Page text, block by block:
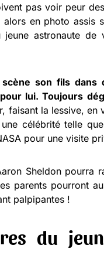
pas voir peur
en photo assis
astronaute de
son fils dans
lui. Toujours
faisant la lessive, en
célébrité telle
pour une visite
Sheldon pourra
parents pourront
palpipantes !
du